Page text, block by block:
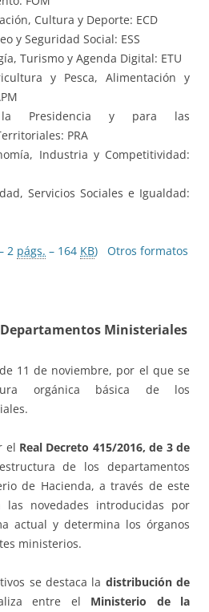
Cultura y Deporte: ECD
y Seguridad Social: ESS
Turismo y Agenda Digital: ETU
y Pesca, Alimentación y
Presidencia y para las
PRA
Industria y Competitividad:
Servicios Sociales e Igualdad:
2 págs. – 164 KB) Otros formatos
Ministeriales
11 de noviembre, por el que se
orgánica básica de los
el Real Decreto 415/2016, de 3 de
de los departamentos
de Hacienda, a través de este
las novedades introducidas por
actual y determina los órganos
ministerios.
se destaca la distribución de
entre el Ministerio de la